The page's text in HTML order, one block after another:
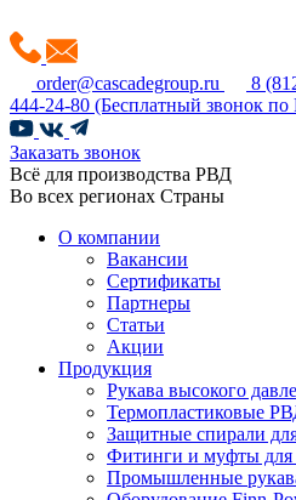
order@cascadegroup.ru 8
444-24-80 (Бесплатный звонок
Заказать звонок
Всё для производства РВД
Во всех регионах Страны
О компании
Вакансии
Сертификаты
Партнеры
Статьи
Акции
Продукция
Рукава высокого
Термопластиковые
Защитные спирали
Фитинги и муфты
Промышленные